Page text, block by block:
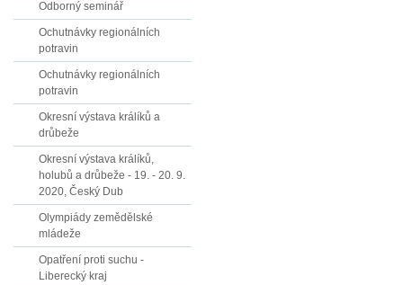
Odborný seminář
Ochutnávky regionálních
potravin
Ochutnávky regionálních
potravin
Okresní výstava králíků a
drůbeže
Okresní výstava králíků,
holubů a drůbeže - 19. - 20. 9.
2020, Český Dub
Olympiády zemědělské
mládeže
Opatření proti suchu -
Liberecký kraj